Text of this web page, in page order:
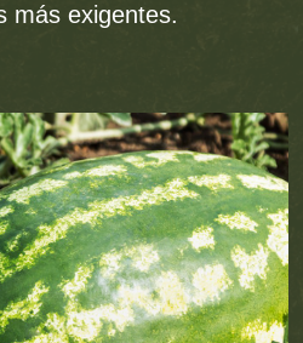
más exigentes.